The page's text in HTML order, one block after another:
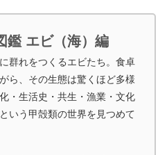
鑑 エビ（海）編
群れをつくるエビたち。食卓
ら、その生態は驚くほど多様
・生活史・共生・漁業・文化
いう甲殻類の世界を見つめて